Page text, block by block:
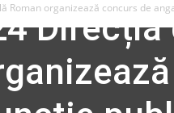
Roman organizează concurs de